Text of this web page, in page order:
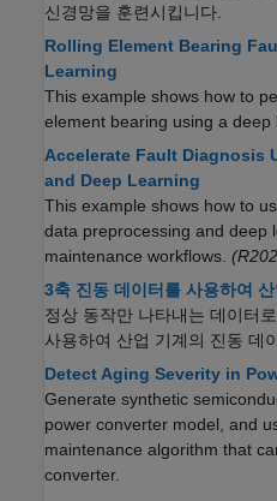
신경망을 훈련시킵니다.
Rolling Element Bearing
Learning
This example shows how to
element bearing using a deep
Accelerate Fault Diagnosis
and Deep Learning
This example shows how to
data preprocessing and deep
maintenance workflows.
3축 진동 데이터를 사용하여
정상 동작만 나타내는 데이터
사용하여 산업 기계의 진동 데
Detect Aging Severity in
Generate synthetic
power converter model, and
maintenance algorithm that
converter.